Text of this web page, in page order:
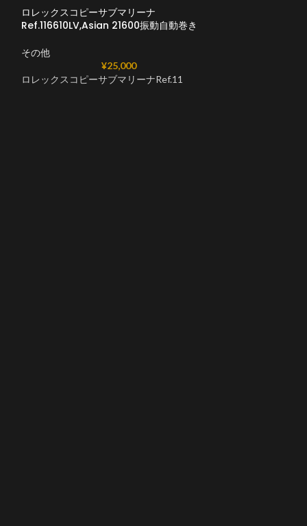
ロレックスコピーサブマリーナ
Ref.116610LV,Asian 21600振動自動巻き
その他
¥25,000
ロレックスコピーサブマリーナRef.11